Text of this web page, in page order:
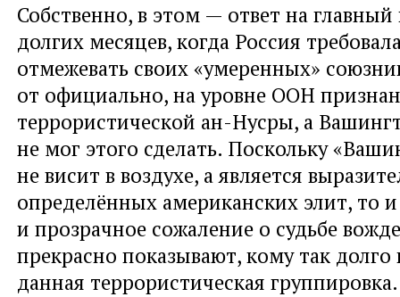
Собственно, в этом — ответ на главный
долгих месяцев, когда Россия
отмежевать своих «умеренных»
от официально, на уровне ООН
террористической ан-Нусры, а
не мог этого сделать. Поскольку
не висит в воздухе, а является
определённых американских элит, то
и прозрачное сожаление о судьбе
прекрасно показывают, кому так
данная террористическая группировка.